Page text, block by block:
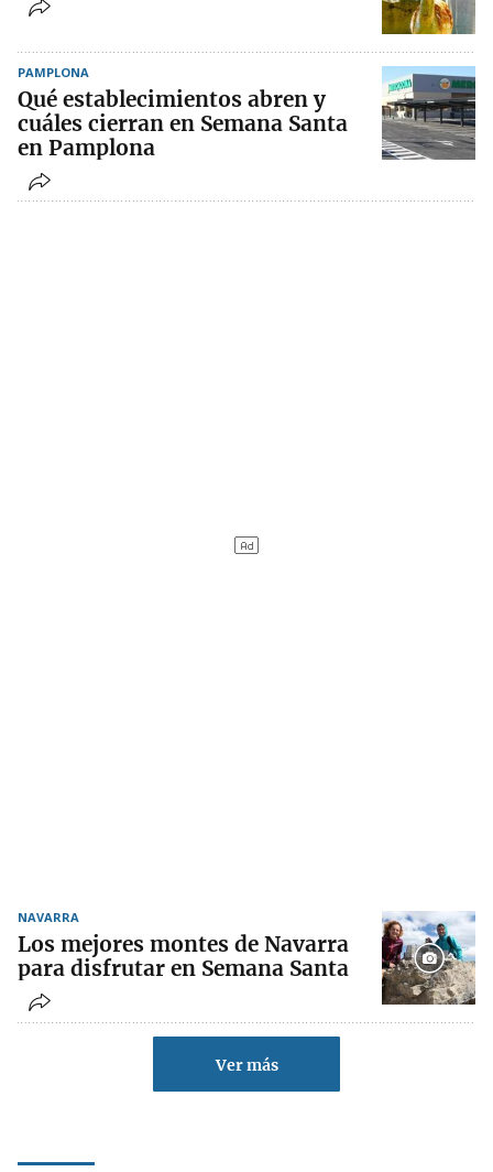
PAMPLONA
Qué establecimientos abren y
cuáles cierran en Semana Santa
en Pamplona
NAVARRA
Los mejores montes de Navarra
para disfrutar en Semana Santa
Ver más